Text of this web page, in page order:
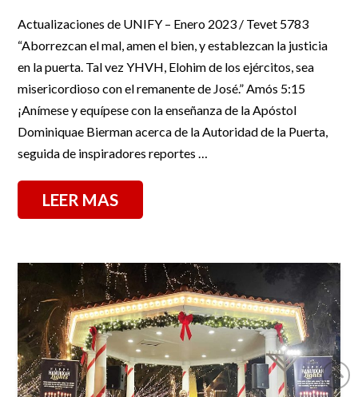
Actualizaciones de UNIFY – Enero 2023 / Tevet 5783
“Aborrezcan el mal, amen el bien, y establezcan la justicia
en la puerta. Tal vez YHVH, Elohim de los ejércitos, sea
misericordioso con el remanente de José.” Amós 5:15
¡Anímese y equípese con la enseñanza de la Apóstol
Dominiquae Bierman acerca de la Autoridad de la Puerta,
seguida de inspiradores reportes …
LEER MAS